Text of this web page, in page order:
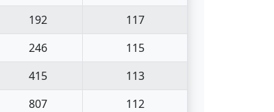
192
117
246
115
415
113
807
112